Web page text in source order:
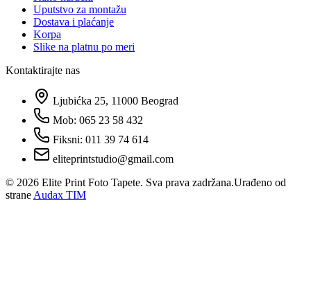
Uputstvo za montažu
Dostava i plaćanje
Korpa
Slike na platnu po meri
Kontaktirajte nas
Ljubićka 25, 11000 Beograd
Mob: 065 23 58 432
Fiksni: 011 39 74 614
eliteprintstudio@gmail.com
© 2026 Elite Print Foto Tapete. Sva prava zadržana.Urađeno od
strane Audax TIM